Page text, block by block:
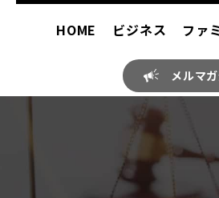
HOME ビジネス ファ
メルマ